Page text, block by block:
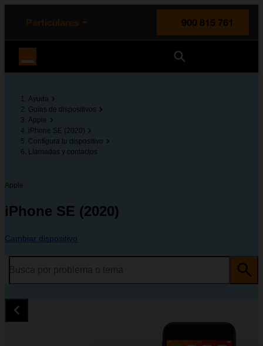
principal
la página
Particulares
900 815 761
Ayuda
Guías de dispositivos
Apple
iPhone SE (2020)
Configura tu dispositivo
Llamadas y contactos
Apple
iPhone SE (2020)
Cambiar dispositivo